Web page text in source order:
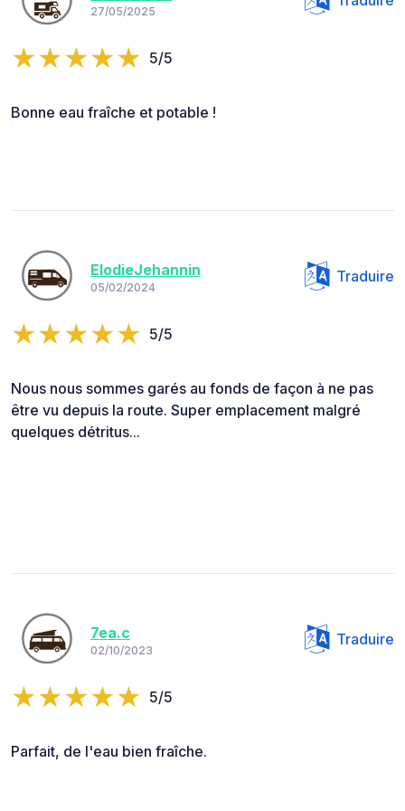
27/05/2025
5/5
Bonne eau fraîche et potable !
ElodieJehannin
05/02/2024
Traduire
5/5
Nous nous sommes garés au fonds de façon à ne pas
être vu depuis la route. Super emplacement malgré
quelques détritus...
7ea.c
02/10/2023
Traduire
5/5
Parfait, de l'eau bien fraîche.